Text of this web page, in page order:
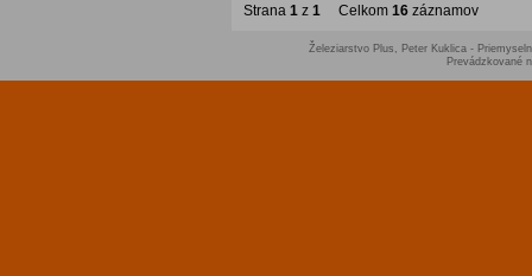
Strana 1 z 1 Celkom 16 záznamov
Železiarstvo Plus, Peter Kuklica -
Prevádzkované